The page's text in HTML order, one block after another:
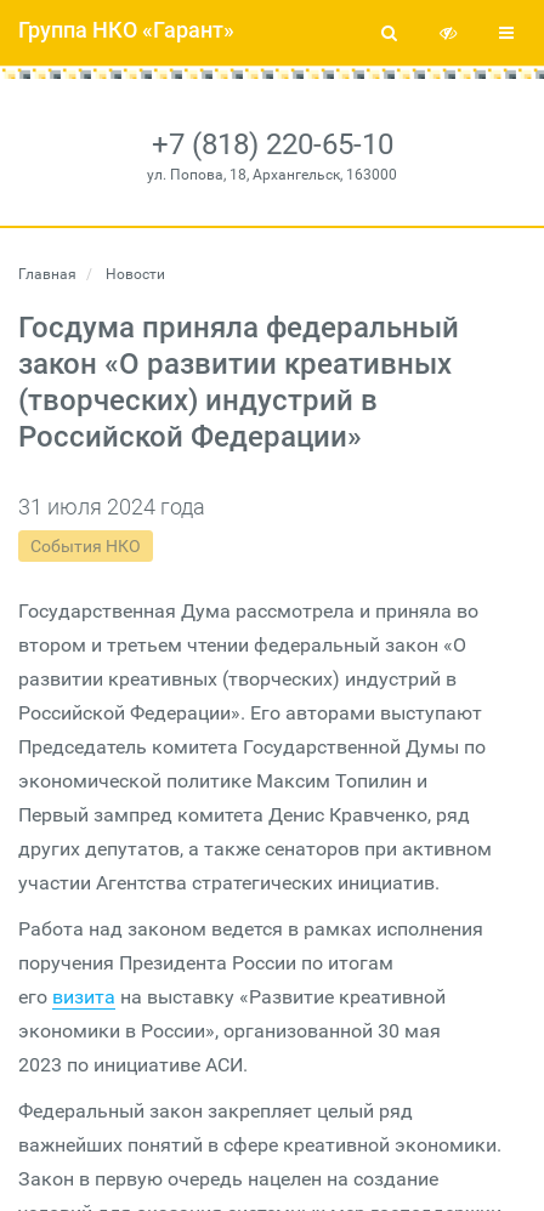
+7 (818) 220-65-10
ул. Попова, 18, Архангельск, 163000
Группа НКО «Гарант»
Главная Новости
Госдума приняла федеральный
закон «О развитии креативных
(творческих) индустрий в
Российской Федерации»
31 июля 2024 года
События НКО
Государственная Дума рассмотрела и приняла во
втором и третьем чтении федеральный закон «О
развитии креативных (творческих) индустрий в
Российской Федерации». Его авторами выступают
Председатель комитета Государственной Думы по
экономической политике Максим Топилин и
Первый зампред комитета Денис Кравченко, ряд
других депутатов, а также сенаторов при активном
участии Агентства стратегических инициатив.
Работа над законом ведется в рамках исполнения
поручения Президента России по итогам
его визита на выставку «Развитие креативной
экономики в России», организованной 30 мая
2023 по инициативе АСИ.
Федеральный закон закрепляет целый ряд
важнейших понятий в сфере креативной экономики.
Закон в первую очередь нацелен на создание